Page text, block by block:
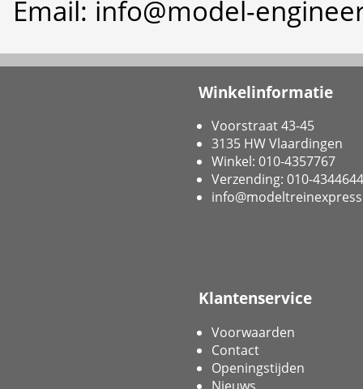
Email: info@model-
Winkelinformatie
Voorstraat 43-45
3135 HW Vlaardingen
Winkel: 010-4357767
Verzending: 010-4344644
Klantenservice
Voorwaarden
Contact
Openingstijden